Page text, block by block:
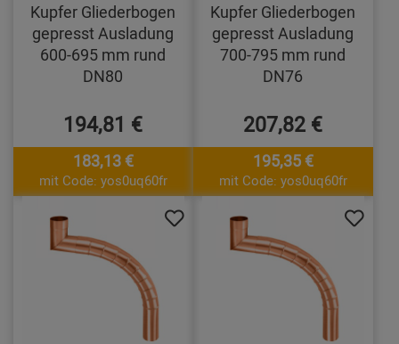
Kupfer Gliederbogen
gepresst Ausladung
600-695 mm rund
DN80
194,81 €
183,13 €
mit Code: yos0uq60fr
Kupfer Gliederbogen
gepresst Ausladung
700-795 mm rund
DN76
207,82 €
195,35 €
mit Code: yos0uq60fr